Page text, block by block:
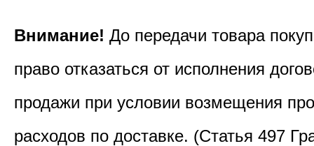
Внимание! До передачи товара
право отказаться от исполнения
продажи при условии возмещения
расходов по доставке. (Статья 497